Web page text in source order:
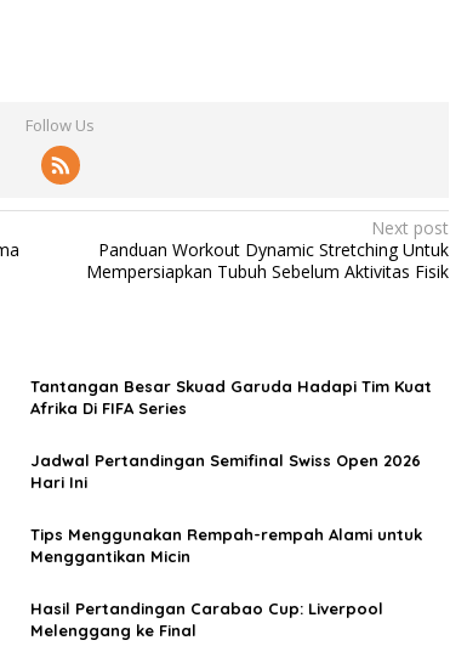
Follow Us
Next post
Panduan Workout Dynamic Stretching Untuk
Mempersiapkan Tubuh Sebelum Aktivitas Fisik
Tantangan Besar Skuad Garuda Hadapi Tim Kuat
Afrika Di FIFA Series
Jadwal Pertandingan Semifinal Swiss Open 2026
Hari Ini
Tips Menggunakan Rempah-rempah Alami untuk
Menggantikan Micin
Hasil Pertandingan Carabao Cup: Liverpool
Melenggang ke Final